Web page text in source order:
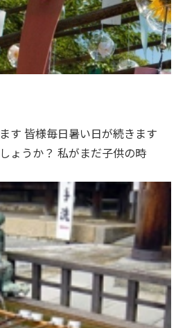
す 皆様毎日暑い日が続きます
ょうか？ 私がまだ子供の時